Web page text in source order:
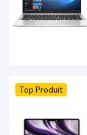
Top Produit